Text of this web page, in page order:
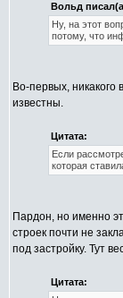
Вольд
Ну, на этот
потому, что
Во-первых,
известны.
Цитата:
Если
которая
Пардон, но именно
строек почти не
под застройку. Тут
Цитата: